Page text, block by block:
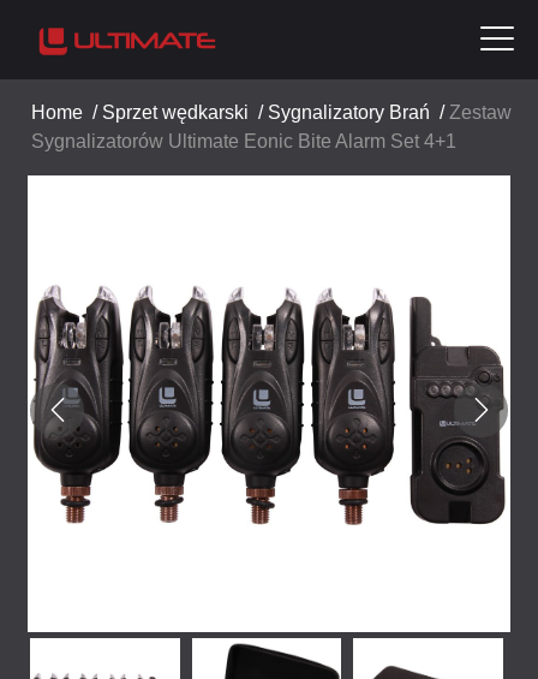
Home / Sprzet wędkarski / Sygnalizatory Brań / Zestaw
Sygnalizatorów Ultimate Eonic Bite Alarm Set 4+1